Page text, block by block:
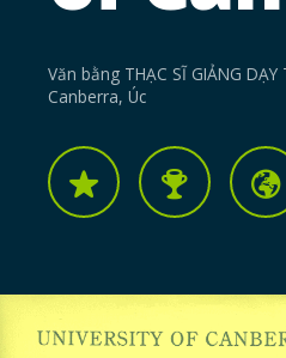
Văn bằng THẠC SĨ GIẢNG
Canberra, Úc